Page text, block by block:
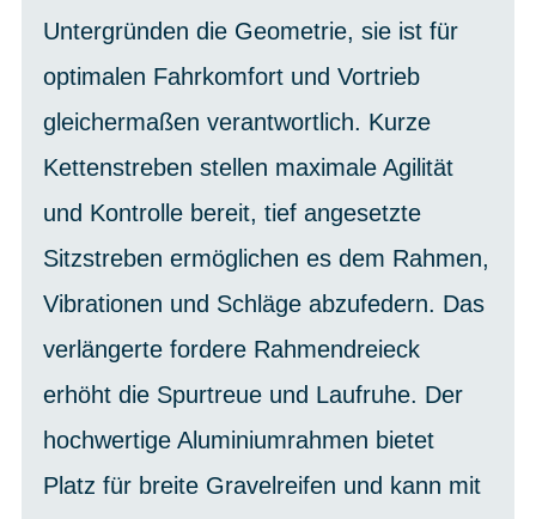
Untergründen die Geometrie, sie ist für
optimalen Fahrkomfort und Vortrieb
gleichermaßen verantwortlich. Kurze
Kettenstreben stellen maximale Agilität
und Kontrolle bereit, tief angesetzte
Sitzstreben ermöglichen es dem Rahmen,
Vibrationen und Schläge abzufedern. Das
verlängerte fordere Rahmendreieck
erhöht die Spurtreue und Laufruhe. Der
hochwertige Aluminiumrahmen bietet
Platz für breite Gravelreifen und kann mit